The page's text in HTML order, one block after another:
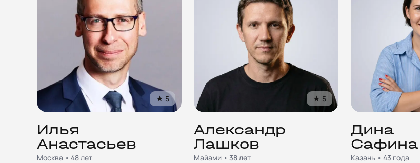
★ 5
Илья
Анастасьев
Москва • 48 лет
★ 5
Александр
Лашков
Майами • 38 лет
Дина
Сафина
Казань • 43 года